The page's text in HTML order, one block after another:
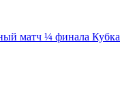
матч ¼ финала Кубка